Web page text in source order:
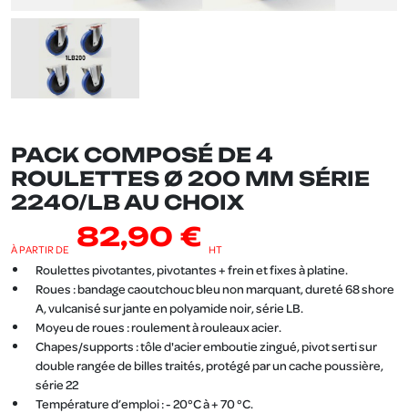
PACK COMPOSÉ DE 4
ROULETTES Ø 200 MM SÉRIE
2240/LB AU CHOIX
À PARTIR DE 82,90 € HT
Roulettes pivotantes, pivotantes + frein et fixes à platine.
Roues : bandage caoutchouc bleu non marquant, dureté 68 shore
A, vulcanisé sur jante en polyamide noir, série LB.
Moyeu de roues : roulement à rouleaux acier.
Chapes/supports : tôle d'acier emboutie zingué, pivot serti sur
double rangée de billes traités, protégé par un cache poussière,
série 22
Température d’emploi : - 20°C à + 70 °C.